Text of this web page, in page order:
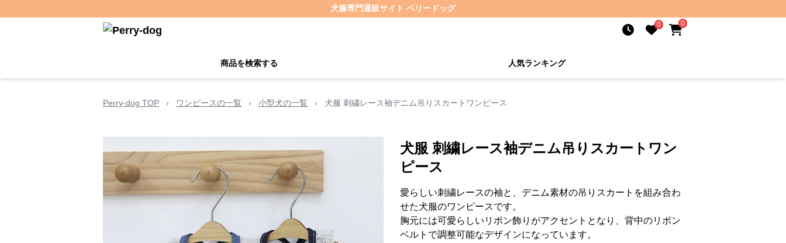
犬服専門通販サイト ペリードッグ
0 0
商品を検索する 人気ランキング
Perry-dog TOP › ワンピースの一覧 › 小型犬の一覧 › 犬服 刺繍レース袖デニム吊りスカートワンピース
犬服 刺繍レース袖デニム吊りスカートワン
ピース
愛らしい刺繍レースの袖と、デニム素材の吊りスカートを組み合わ
せた犬服のワンピースです。
胸元には可愛らしいリボン飾りがアクセントとなり、背中のリボン
ベルトで調整可能なデザインになっています。